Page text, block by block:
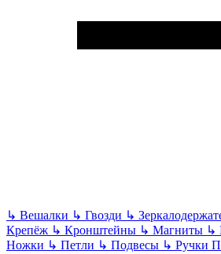
↳ Вешалки ↳ Гвозди ↳
Крепёж ↳ Кронштейны ↳ Магниты ↳
Ножки ↳ Петли ↳ Подвесы ↳ Ручки